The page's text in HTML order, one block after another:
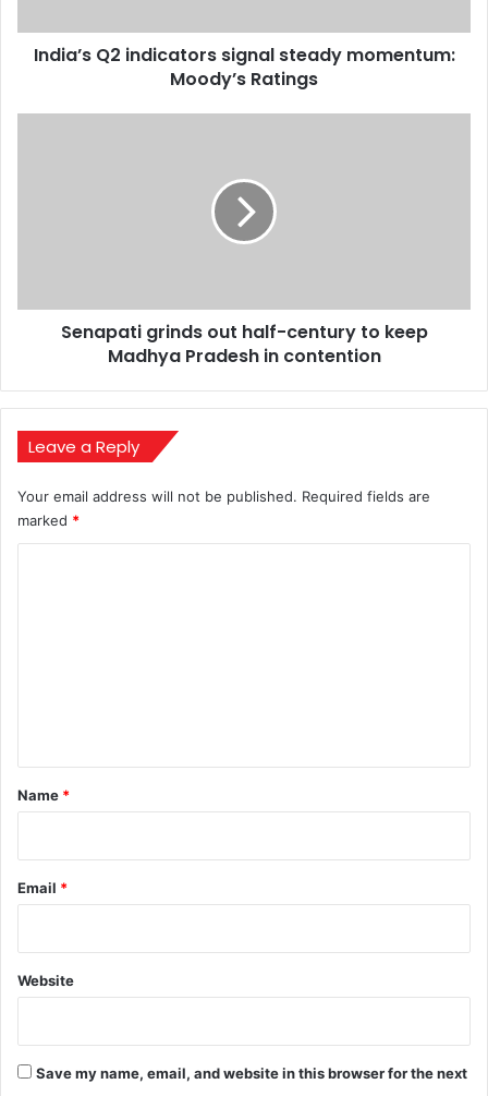
India’s Q2 indicators signal steady momentum:
Moody’s Ratings
Pradesh
Senapati grinds out half-century to keep
Madhya Pradesh in contention
Leave a Reply
Your email address will not be published. Required fields are
marked *
*
Name *
Email *
Website
Save my name, email, and website in this browser for the next